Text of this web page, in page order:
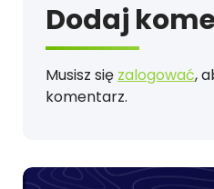
Dodaj
Musisz się zalogować,
komentarz.